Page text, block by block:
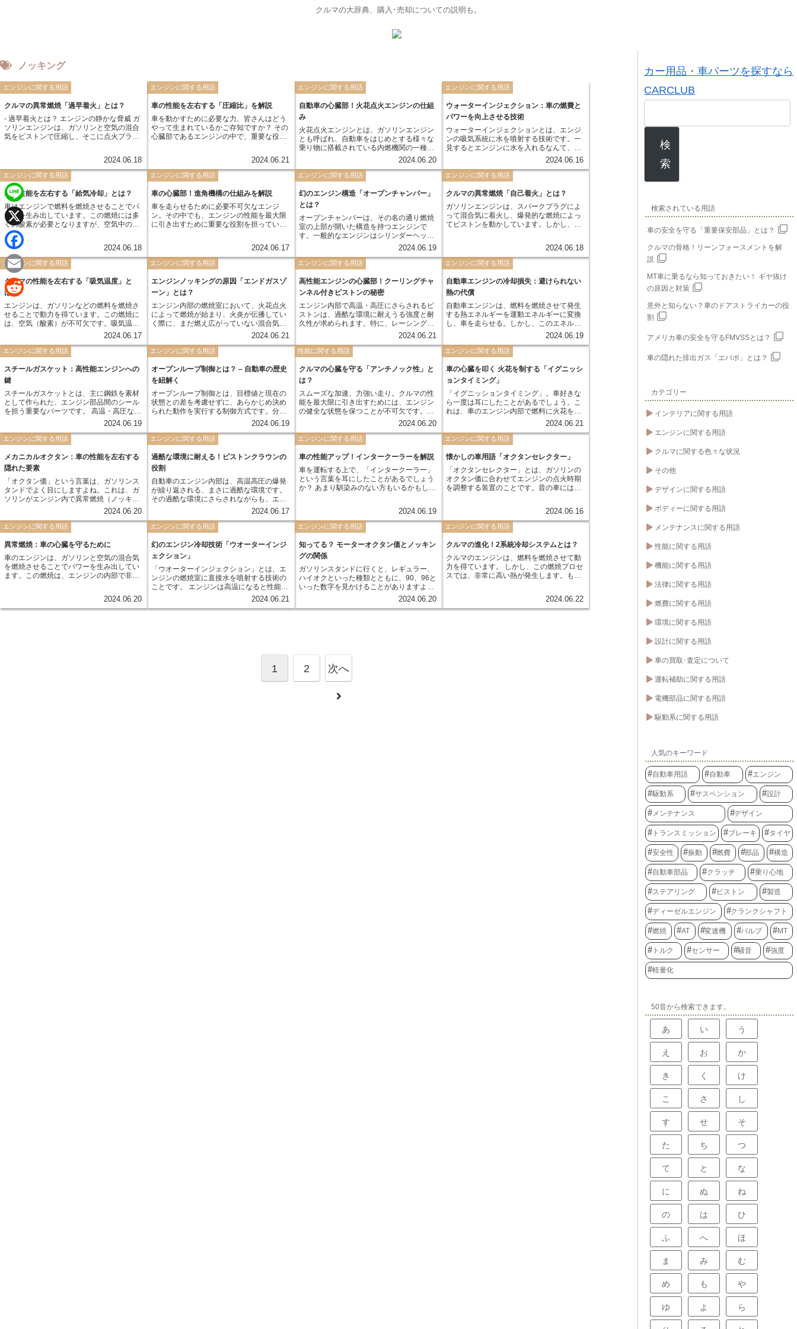
クルマの大辞典、購入･売却についての説明も。
ノッキング
エンジンに関する用語
クルマの異常燃焼「過早着火」とは？
- 過早着火とは？ エンジンの静かな脅威 ガ
ソリンエンジンは、ガソリンと空気の混合
気をピストンで圧縮し、そこに点火プラグ
を最大限に引き出すために、非常に精密な
タイミングで制御されています。 しかし、
様々な要因によって、このタイミングより
も早く混合気が爆発してしまう現象が起こ
ることがあります。これが「過早着火」で
す。 過早着火は、ノッキングとも呼ばれ、
エンジンから異音が発生するだけでなく、
出力低下や燃費悪化、最悪の場合にはエン
ジン破損に繋がる深刻な問題です。
2024.06.18
エンジンに関する用語
車の性能を左右する「圧縮比」を解説
車を動かすために必要な力、皆さんはどう
やって生まれているかご存知ですか？ その
心臓部であるエンジンの中で、重要な役割
内での混合気の圧縮率のこと。 ピストンが
最も下がった状態と、最も上がった状態の
体積比で表されます。 この圧縮比の値が、
エンジンのパワーや燃費に大きく影響する
のです。 今回は、その圧縮比について詳し
く解説していきます。
2024.06.21
エンジンに関する用語
自動車の心臓部！火花点火エンジンの仕組
み
火花点火エンジンとは、ガソリンエンジン
とも呼ばれ、自動車をはじめとする様々な
乗り物に搭載されている内燃機関の一種で
す。その名の通り、ガソリンと空気の混合
発・燃焼させ、その力によってピストンを
動かし、クランクシャフトを回転させて動
力に変換します。 火花点火エンジンは、デ
ィーゼルエンジンと比べて構造がシンプル
で、高回転までスムーズに回るという特徴
があります。そのため、静粛性や加速性能
が求められる乗用車に多く採用されていま
す。
2024.06.20
エンジンに関する用語
ウォーターインジェクション：車の燃費と
パワーを向上させる技術
ウォーターインジェクションとは、エンジ
ンの吸気系統に水を噴射する技術です。一
見するとエンジンに水を入れるなんて、故
障の原因になるのでは？と不安に思う方も
されたウォーターインジェクションは、エ
ンジンの性能向上、特に燃費とパワーの向
上に大きく貢献するのです。
2024.06.16
エンジンに関する用語
車の性能を左右する「給気冷却」とは？
車はエンジンで燃料を燃焼させることでパ
ワーを生み出しています。この燃焼には多
くの酸素が必要となりますが、空気中の酸
素濃度は約21%と決して高くありません。
そこで、より多くの酸素をエンジンに送り
込むために重要な役割を果たすのが「給気
冷却」です。 給気冷却の仕組みは、簡単に
言えば空気の温度を下げることで密度を高
め、より多くの酸素をエンジンに取り込む
というものです。空気は温度が低いほど密
度が高くなるという性質があります。冷た
い空気の方が多くの酸素を含んでいるた
め、エンジンはより効率的に燃焼を行うこ
とができ、パワーアップや燃費向上に繋が
2024.06.18
エンジンに関する用語
車の心臓部！進角機構の仕組みを解説
車を走らせるために必要不可欠なエンジ
ン。その中でも、エンジンの性能を最大限
に引き出すために重要な役割を担っている
2024.06.17
エンジンに関する用語
幻のエンジン構造「オープンチャンバー」
とは？
オープンチャンバーは、その名の通り燃焼
室の上部が開いた構造を持つエンジンで
す。一般的なエンジンはシリンダーヘッド
で燃焼室を密閉していますが、オープンチ
ンの上昇によって燃焼室の容積が変化しま
す。この構造により、従来のエンジンとは
異なる燃焼メカニズムを持つことが特徴で
す。
2024.06.19
エンジンに関する用語
クルマの異常燃焼「自己着火」とは？
ガソリンエンジンは、スパークプラグによ
って混合気に着火し、爆発的な燃焼によっ
てピストンを動かしています。しかし、本
圧にさらされることで、自ら発火してしま
う現象があります。これが「自己着火」で
す。
2024.06.18
エンジンに関する用語
クルマの性能を左右する「吸気温度」と
は？
エンジンは、ガソリンなどの燃料を燃焼さ
せることで動力を得ています。この燃焼に
は、空気（酸素）が不可欠です。吸気温度
とは、エンジン内部に取り込まれる空気の
2024.06.17
エンジンに関する用語
エンジンノッキングの原因「エンドガスゾ
ーン」とは？
エンジン内部の燃焼室において、火花点火
によって燃焼が始まり、火炎が伝播してい
く際に、まだ燃え広がっていない混合気の
塊のことをエンドガスゾーンと呼びます。
め、圧縮・加熱の影響を最も受けやすく、
自己着火しやすい状態となっています。
2024.06.21
エンジンに関する用語
高性能エンジンの心臓部！クーリングチャ
ンネル付きピストンの秘密
エンジン内部で高温・高圧にさらされるピ
ストンは、過酷な環境に耐えうる強度と耐
久性が求められます。特に、レーシングカ
ーやハイパワーエンジンなど、より高い出
が必須となります。そこで登場するのが、
「クーリングチャンネル付きピストン」で
す。 これは、ピストン内部に冷却用の通路
（チャンネル）を設け、エンジンオイルを
循環させることで、ピストン本体の温度を
効果的に下げる構造になっています。これ
により、ピストンの熱膨張を抑制し、出力
低下やエンジンブローなどのトラブルを防
2024.06.21
エンジンに関する用語
自動車エンジンの冷却損失：避けられない
熱の代償
自動車エンジンは、燃料を燃焼させて発生
する熱エネルギーを運動エネルギーに変換
し、車を走らせる。しかし、このエネルギ
ー変換過程において、全ての熱が運動エネ
冷却系に奪われ、最終的に大気中に放出さ
れる。この、エンジンから冷却系を通じて
逃げていく熱エネルギーを「冷却損失」と
呼ぶ。 冷却損失は、エンジンの熱効率に大
きな影響を与える。熱効率とは、燃料が持
つエネルギーのうち、どれだけを動力に変
換できたかを表す指標である。冷却損失が
大きくなると、その分だけ動力に変換され
るエネルギーが減り、熱効率は低下する。
なるほど大きくなるため、エンジンの燃焼
度などが冷却損失に影響を与える。 次章で
は、冷却損失を減らすための技術について
解説していく。
2024.06.19
エンジンに関する用語
スチールガスケット：高性能エンジンへの
鍵
スチールガスケットとは、主に鋼鉄を素材
として作られた、エンジン部品間のシール
を担う重要なパーツです。 高温・高圧な環
境下で稼働するエンジン内部において、ガ
や冷却水の漏れを防ぐ役割を担います。 中
でもスチールガスケットは、その優れた耐
久性、耐熱性、耐圧性から、高出力エンジ
ンや過酷な条件下で使用されるエンジンに
最適とされています。
2024.06.19
エンジンに関する用語
オープンループ制御とは？ – 自動車の歴史
を紐解く
オープンループ制御とは、目標値と現在の
状態との差を考慮せずに、あらかじめ決め
られた動作を実行する制御方式です。分か
りやすく例えると、目隠しをして、決めら
す。 自動車の歴史において、初期のエンジ
ン制御はオープンループ制御が主流でし
た。この時代の自動車は、エンジンの回転
数や燃料噴射量などを、あらかじめ設定さ
れた値に基づいて制御していました。しか
し、オープンループ制御は、路面状況や走
行中の負荷変動などの外乱の影響を受けや
すく、正確な制御が難しいという側面もあ
2024.06.19
性能に関する用語
クルマの心臓を守る「アンチノック性」と
は？
スムーズな加速、力強い走り。クルマの性
能を最大限に引き出すためには、エンジン
の健全な状態を保つことが不可欠です。し
かし、エンジン内部では「ノッキング」と
れがパワーダウンに繋がる大きな原因とな
るのです。 ノッキングとは、ガソリンエン
ジンにおいて、混合気が正常に燃焼せず、
異常爆発を起こしてしまう現象です。スパ
ークプラグによる着火前に、混合気が自己
着火してしまうことで、エンジン内部に衝
撃波が発生し、「キンキン」といった異音
発生すると、エンジンパーツに大きな負担
すだけでなく、最悪の場合、エンジン破損
2024.06.20
エンジンに関する用語
車の心臓を叩く 火花を制する「イグニッシ
ョンタイミング」
「イグニッションタイミング」。車好きな
ら一度は耳にしたことがあるでしょう。こ
れは、車のエンジン内部で燃料に火花を飛
ばし爆発させる、その「タイミング」のこ
して、いつ、どのタイミングで火花を飛ば
すのかを指します。 このタイミングが、エ
ンジンのパフォーマンスに大きく影響しま
す。最適なタイミングで火花が散れば、車
は力強く、そしてスムーズに走ります。し
かし、少しでもズレが生じると、パワーダ
ウンや燃費悪化、最悪の場合はエンジンに
ッションタイミング」は、車の心臓部であ
でしょう。
2024.06.21
エンジンに関する用語
メカニカルオクタン：車の性能を左右する
隠れた要素
「オクタン価」という言葉は、ガソリンス
タンドでよく目にしますよね。これは、ガ
ソリンがエンジン内で異常燃焼（ノッキン
グ）を起こしにくいかどうかを表す指標で
リンのオクタン価だけではありません。実
は、エンジン自身にも「メカニカルオクタ
ン」と呼ばれる、ノッキングに対する耐性
値が存在します。これは、エンジンの設計
や構造によって決まるもので、高ければ高
いほど、ノッキングを起こさずに高い出力
を得ることができます。
2024.06.20
エンジンに関する用語
過酷な環境に耐える！ピストンクラウンの
役割
自動車のエンジン内部は、高温高圧の爆発
が繰り返される、まさに過酷な環境です。
その過酷な環境にさらされながらも、エン
ジンの心臓部であるピストンを支えている
クラウンは、ピストンヘッドの上部に位置
し、燃焼室の形状を形成する重要な役割を
担っています。
2024.06.17
エンジンに関する用語
車の性能アップ！インタークーラーを解説
車を運転する上で、「インタークーラー」
という言葉を耳にしたことがあるでしょう
か？ あまり馴染みのない方もいるかもしれ
章では、インタークーラーが一体どんな部
品なのか、その仕組みや役割について詳し
く解説していきます。
2024.06.19
エンジンに関する用語
懐かしの車用語「オクタンセレクター」
「オクタンセレクター」とは、ガソリンの
オクタン価に合わせてエンジンの点火時期
を調整する装置のことです。昔の車にはこ
クかレギュラーか）に応じて、オクタンセ
レクターを切り替える必要がありました。
2024.06.16
エンジンに関する用語
異常燃焼：車の心臓を守るために
車のエンジンは、ガソリンと空気の混合気
を燃焼させることでパワーを生み出してい
ます。この燃焼は、エンジンの内部で非常
に行われなくなることがあります。これ
が、異常燃焼と呼ばれる現象です。
2024.06.20
エンジンに関する用語
幻のエンジン冷却技術「ウオーターインジ
ェクション」
「ウオーターインジェクション」とは、エ
ンジンの燃焼室に直接水を噴射する技術の
ことです。 エンジンは高温になると性能が
低下するため、冷却は非常に重要です。そ
2024.06.21
エンジンに関する用語
知ってる？ モーターオクタン価とノッキン
グの関係
ガソリンスタンドに行くと、レギュラー、
ハイオクといった種類とともに、90、96と
いった数字を見かけることがありますよ
ね。これはオクタン価を表しており、数字
キング」と呼ばれ、エンジンパワーの低下
や、最悪の場合はエンジントラブルに繋が
ることがあります。
2024.06.20
エンジンに関する用語
クルマの進化！2系統冷却システムとは？
クルマのエンジンは、燃料を燃焼させて動
力を得ています。 しかし、この燃焼プロセ
スでは、非常に高い熱が発生します。も
合、故障や火災の原因になりかねません。
エンジンを適切な温度範囲に保つために重
2024.06.22
1 2 次へ
カー用品・車パーツを探すなら
CARCLUB
検
索
検索されている用語
車の安全を守る「重要保安部品」とは？
クルマの骨格！リーンフォースメントを解
説
MT車に乗るなら知っておきたい！ ギヤ抜け
の原因と対策
意外と知らない？車のドアストライカーの役
割
アメリカ車の安全を守るFMVSSとは？
車の隠れた排出ガス「エバポ」とは？
カテゴリー
インテリアに関する用語
エンジンに関する用語
クルマに関する色々な状況
その他
デザインに関する用語
ボディーに関する用語
メンテナンスに関する用語
性能に関する用語
機能に関する用語
法律に関する用語
燃費に関する用語
環境に関する用語
設計に関する用語
車の買取･査定について
運転補助に関する用語
電機部品に関する用語
駆動系に関する用語
人気のキーワード
自動車用語 自動車 エンジン
駆動系 サスペンション 設計
メンテナンス デザイン
トランスミッション ブレーキ タイヤ
安全性 振動 燃費 部品 構造
自動車部品 クラッチ 乗り心地
ステアリング ピストン 製造
ディーゼルエンジン クランクシャフト
燃焼 AT 変速機 バルブ MT
トルク センサー 騒音 強度
軽量化
50音から検索できます。
あ い う
え お か
き く け
こ さ し
す せ そ
た ち つ
て と な
に ぬ ね
の は ひ
ふ へ ほ
ま み む
め も や
ゆ よ ら
L
n
e
X
F
a
c
e
o
o
k
E
m
a
l
R
e
d
i
t